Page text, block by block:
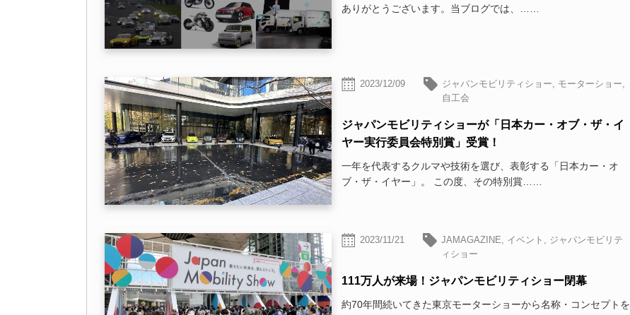
ありがとうございます。当ブログでは、……
2023/12/09 ジャパンモビリティショー, モーターショー,
自工会
ジャパンモビリティショーが「日本カー・オブ・ザ・イ
ヤー実行委員会特別賞」受賞！
一年を代表するクルマや技術を選び、表彰する「日本カー・オ
ブ・ザ・イヤー」。 この度、その特別賞……
2023/11/21 JAMAGAZINE イベント
ジャパンモビリテ
ィショー
111万人が来場！ジャパンモビリティショー閉幕
約70年間続いてきた東京モーターショーから名称・コンセプトを